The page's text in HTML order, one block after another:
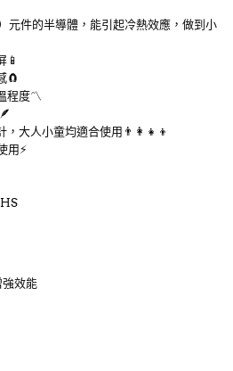
元件的半導體，能引起冷熱效應，做到小
📱
🧲
程度〽️
大人小童均適合使用👨‍👩‍👧‍👦
用⚡
強效能